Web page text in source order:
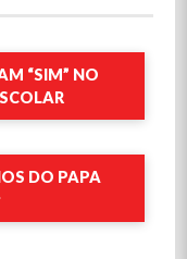
“SIM” NO
DO PAPA